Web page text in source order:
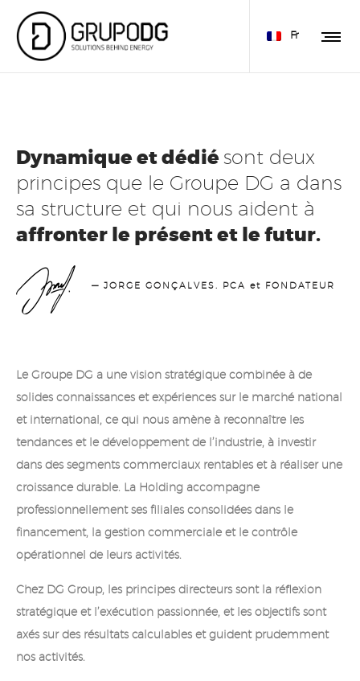
Fr
Dynamique et dédié sont deux
principes que le Groupe DG a dans
sa structure et qui nous aident à
affronter le présent et le futur.
— JORGE GONÇALVES. PCA et FONDATEUR
Le Groupe DG a une vision stratégique combinée à de
solides connaissances et expériences sur le marché national
et international, ce qui nous amène à reconnaître les
tendances et le développement de l’industrie, à investir
dans des segments commerciaux rentables et à réaliser une
croissance durable. La Holding accompagne
professionnellement ses filiales consolidées dans le
financement, la gestion commerciale et le contrôle
opérationnel de leurs activités.
Chez DG Group, les principes directeurs sont la réflexion
stratégique et l’exécution passionnée, et les objectifs sont
axés sur des résultats calculables et guident prudemment
nos activités.